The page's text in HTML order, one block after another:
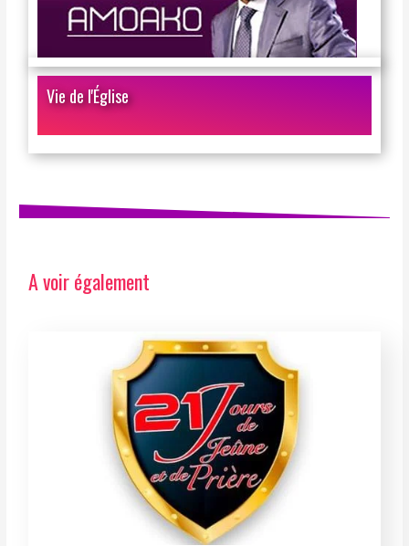
Vie de l'Église
A voir également